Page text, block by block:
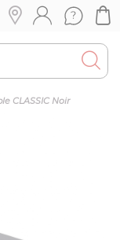
CLASSIC Noir